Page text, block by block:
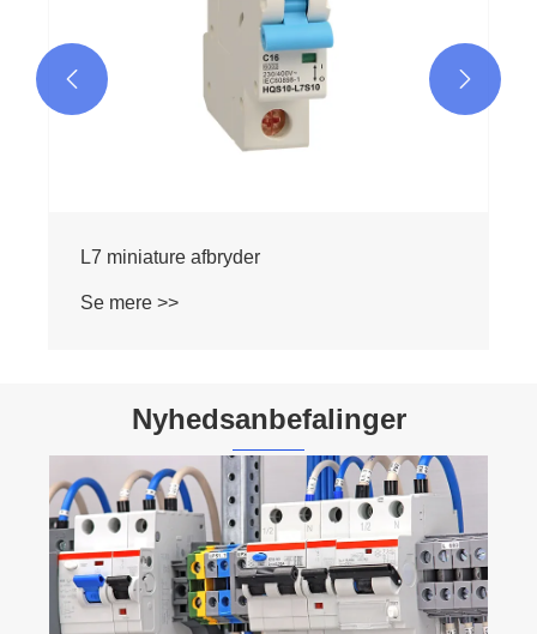
L7 miniature afbryder
Se mere >>
 
Nyhedsanbefalinger